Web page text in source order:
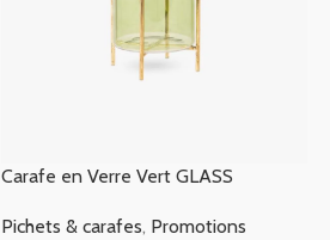
Carafe en Verre Vert GLASS
Pichets & carafes, Promotions